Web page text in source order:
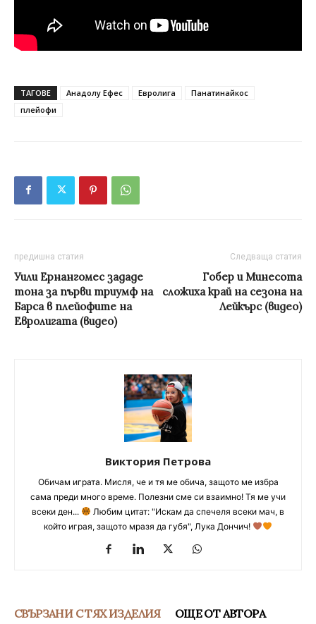
ТАГОВЕ Анадолу Ефес Евролига
Панатинайкос
плейофи
предишна статия
Уили Ернангомес зададе
тона за първи триумф на
Барса в плейофите на
Евролигата (видео)
Следваща статия
Гобер и Минесота
сложиха край на сезона на
Лейкърс (видео)
Виктория Петрова
Обичам играта. Мисля, че и тя ме обича, защото ме избра
сама преди много време. Полезни сме си взаимно! Тя ме учи
всеки ден...
Любим цитат: "Искам да спечеля всеки мач, в
който играя, защото мразя да губя", Лука Дончич!
СВЪРЗАНИ С ТЯХ ИЗДЕЛИЯ ОЩЕ ОТ АВТОРА